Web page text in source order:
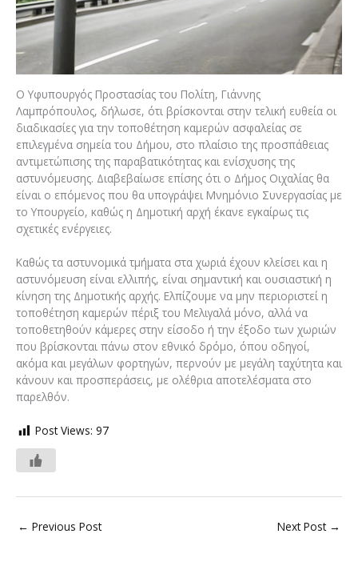
Ο Υφυπουργός Προστασίας του Πολίτη, Γιάννης
Λαμπρόπουλος, δήλωσε, ότι βρίσκονται στην τελική ευθεία οι
διαδικασίες για την τοποθέτηση καμερών ασφαλείας σε
επιλεγμένα σημεία του Δήμου, στο πλαίσιο της προσπάθειας
αντιμετώπισης της παραβατικότητας και ενίσχυσης της
αστυνόμευσης. Διαβεβαίωσε επίσης ότι ο Δήμος Οιχαλίας θα
είναι ο επόμενος που θα υπογράψει Μνημόνιο Συνεργασίας με
το Υπουργείο, καθώς η Δημοτική αρχή έκανε εγκαίρως τις
σχετικές ενέργειες.
Καθώς τα αστυνομικά τμήματα στα χωριά έχουν κλείσει και η
αστυνόμευση είναι ελλιπής, είναι σημαντική και ουσιαστική η
κίνηση της Δημοτικής αρχής. Ελπίζουμε να μην περιοριστεί η
τοποθέτηση καμερών πέριξ του Μελιγαλά μόνο, αλλά να
τοποθετηθούν κάμερες στην είσοδο ή την έξοδο των χωριών
που βρίσκονται πάνω στον εθνικό δρόμο, όπου οδηγοί,
ακόμα και μεγάλων φορτηγών, περνούν με μεγάλη ταχύτητα και
κάνουν και προσπεράσεις, με ολέθρια αποτελέσματα στο
παρελθόν.
Post Views: 97
← Previous Post Next Post →